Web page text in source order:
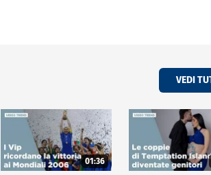
VEDI
01:36